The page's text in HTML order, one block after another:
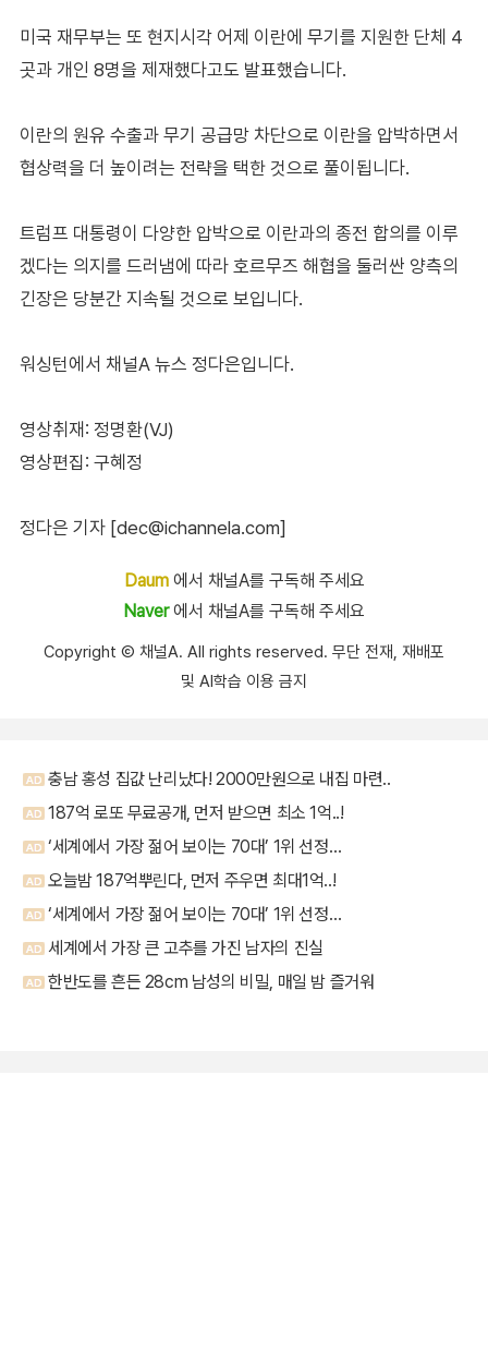
미국 재무부는 또 현지시각 어제 이란에 무기를 지원한 단체 4
곳과 개인 8명을 제재했다고도 발표했습니다.
이란의 원유 수출과 무기 공급망 차단으로 이란을 압박하면서
협상력을 더 높이려는 전략을 택한 것으로 풀이됩니다.
트럼프 대통령이 다양한 압박으로 이란과의 종전 합의를 이루
겠다는 의지를 드러냄에 따라 호르무즈 해협을 둘러싼 양측의
긴장은 당분간 지속될 것으로 보입니다.
워싱턴에서 채널A 뉴스 정다은입니다.
영상취재: 정명환(VJ)
영상편집: 구혜정
정다은 기자 [dec@ichannela.com]
Daum에서 채널A를 구독해 주세요
Naver에서 채널A를 구독해 주세요
Copyright Ⓒ 채널A. All rights reserved. 무단 전재, 재배포
및 AI학습 이용 금지